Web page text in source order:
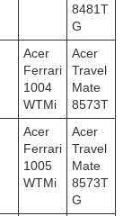
8481T
G
Acer
Ferrari
1004
WTMi
Acer
Travel
Mate
8573T
Acer
Ferrari
1005
WTMi
Acer
Travel
Mate
8573T
G